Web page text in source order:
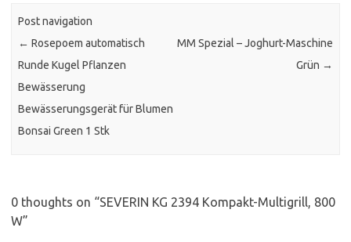
Post navigation
← Rosepoem automatisch
Runde Kugel Pflanzen
Bewässerung
Bewässerungsgerät für Blumen
Bonsai Green 1 Stk
MM Spezial – Joghurt-Maschine
Grün →
0 thoughts on “SEVERIN KG 2394 Kompakt-Multigrill, 800
W”